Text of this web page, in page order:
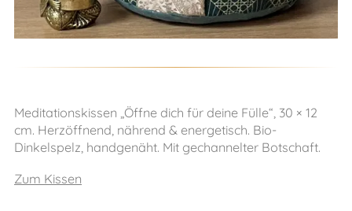
Meditationskissen „Öffne dich für deine Fülle“, 30 × 12
cm. Herzöffnend, nährend & energetisch. Bio-
Dinkelspelz, handgenäht. Mit gechannelter Botschaft.
Zum Kissen